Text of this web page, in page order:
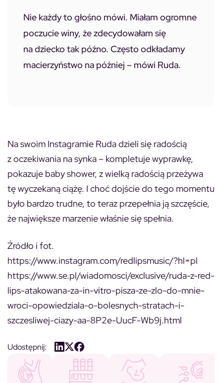
Nie każdy to głośno mówi. Miałam ogromne
poczucie winy, że zdecydowałam się
na dziecko tak późno. Często odkładamy
macierzyństwo na później – mówi Ruda.
Na swoim Instagramie Ruda dzieli się radością
z oczekiwania na synka – kompletuje wyprawkę,
pokazuje baby shower, z wielką radością przeżywa
tę wyczekaną ciążę. I choć dojście do tego momentu
było bardzo trudne, to teraz przepełnia ją szczęście,
że największe marzenie właśnie się spełnia.
Źródło i fot.
https://www.instagram.com/redlipsmusic/?hl=pl
https://www.se.pl/wiadomosci/exclusive/ruda-z-red-
lips-atakowana-za-in-vitro-pisza-ze-zlo-do-mnie-
wroci-opowiedziala-o-bolesnych-stratach-i-
szczesliwej-ciazy-aa-8P2e-UucF-Wb9j.html
Udostępnij: